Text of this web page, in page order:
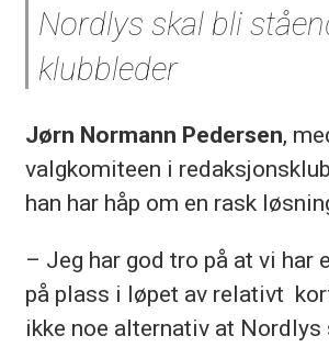
Nordlys skal bli
klubbleder
Jørn Normann Pedersen,
valgkomiteen i
han har håp om en rask
– Jeg har god tro på at vi har
på plass i løpet av relativt
ikke noe alternativ at Nordlys